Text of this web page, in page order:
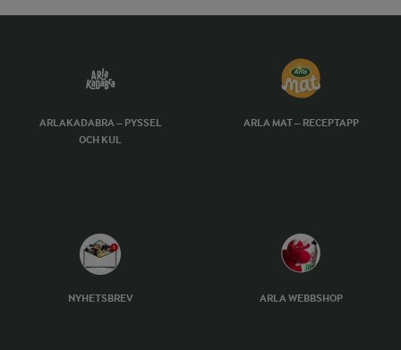
ARLAKADABRA – PYSSEL
OCH KUL
ARLA MAT – RECEPTAPP
NYHETSBREV ARLA WEBBSHOP